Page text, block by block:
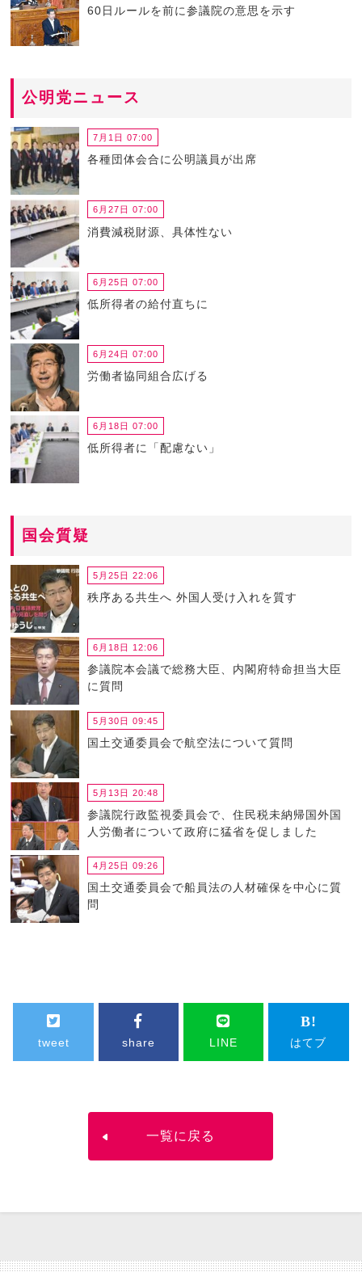
60日ルールを前に参議院の意思を示す
公明党ニュース
7月1日 07:00
各種団体会合に公明議員が出席
6月27日 07:00
消費減税財源、具体性ない
6月25日 07:00
低所得者の給付直ちに
6月24日 07:00
労働者協同組合広げる
6月18日 07:00
低所得者に「配慮ない」
国会質疑
5月25日 22:06
秩序ある共生へ 外国人受け入れを質す
6月18日 12:06
参議院本会議で総務大臣、内閣府特命担当大臣
に質問
5月30日 09:45
国土交通委員会で航空法について質問
5月13日 20:48
参議院行政監視委員会で、住民税未納帰国外国
人労働者について政府に猛省を促しました
4月25日 09:26
国土交通委員会で船員法の人材確保を中心に質
問
tweet share LINE はてブ
一覧に戻る